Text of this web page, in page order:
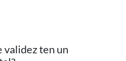
validez ten un